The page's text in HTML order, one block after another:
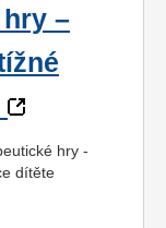
–
hry -
dítěte